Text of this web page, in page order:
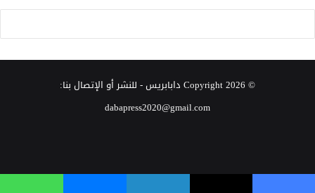
© Copyright 2026 دابابريس- للنشر أو الإتصال بنا:
dabapress2020@gmail.com